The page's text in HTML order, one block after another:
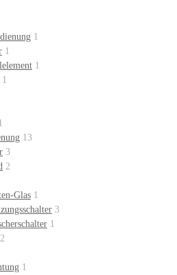
1
1
1
1
13
3
2
Glas 1
3
1
2
1